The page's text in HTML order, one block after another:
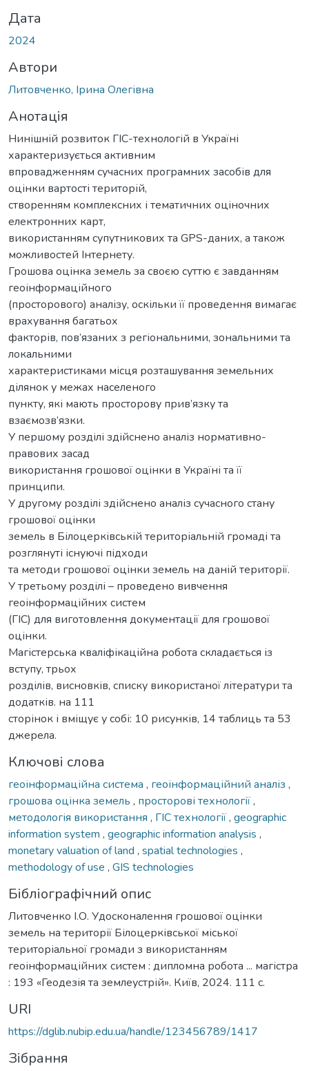
Дата
2024
Автори
Литовченко, Ірина Олегівна
Анотація
Нинішній розвиток ГІС-технологій в Україні
характеризується активним
впровадженням сучасних програмних засобів для
оцінки вартості територій,
створенням комплексних і тематичних оціночних
електронних карт,
використанням супутникових та GPS-даних, а також
можливостей Інтернету.
Грошова оцінка земель за своєю суттю є завданням
геоінформаційного
(просторового) аналізу, оскільки її проведення вимагає
врахування багатьох
факторів, пов’язаних з регіональними, зональними та
локальними
характеристиками місця розташування земельних
ділянок у межах населеного
пункту, які мають просторову прив’язку та
взаємозв’язки.
У першому розділі здійснено аналіз нормативно-
правових засад
використання грошової оцінки в Україні та її
принципи.
У другому розділі здійснено аналіз сучасного стану
грошової оцінки
земель в Білоцерківській територіальній громаді та
розглянуті існуючі підходи
та методи грошової оцінки земель на даній території.
У третьому розділі – проведено вивчення
геоінформаційних систем
(ГІС) для виготовлення документації для грошової
оцінки.
Магістерська кваліфікаційна робота складається із
вступу, трьох
розділів, висновків, списку використаної літератури та
додатків. на 111
сторінок і вміщує у собі: 10 рисунків, 14 таблиць та 53
джерела.
Ключові слова
геоінформаційна система , геоінформаційний аналіз ,
грошова оцінка земель , просторові технології,
методологія використання , ГІС технології, geographic
information system , geographic information analysis ,
monetary valuation of land , spatial technologies ,
methodology of use , GIS technologies
Бібліографічний опис
Литовченко І.О. Удосконалення грошової оцінки
земель на території Білоцерківської міської
територіальної громади з використанням
геоінформаційних систем : дипломна робота ... магістра
: 193 «Геодезія та землеустрій». Київ, 2024. 111 с.
URI
https://dglib.nubip.edu.ua/handle/123456789/1417
Зібрання